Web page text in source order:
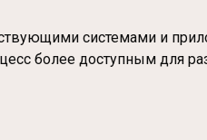
системами и
более доступным для